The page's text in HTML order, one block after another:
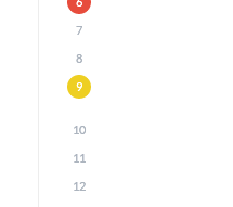
7
8
9
10
11
12